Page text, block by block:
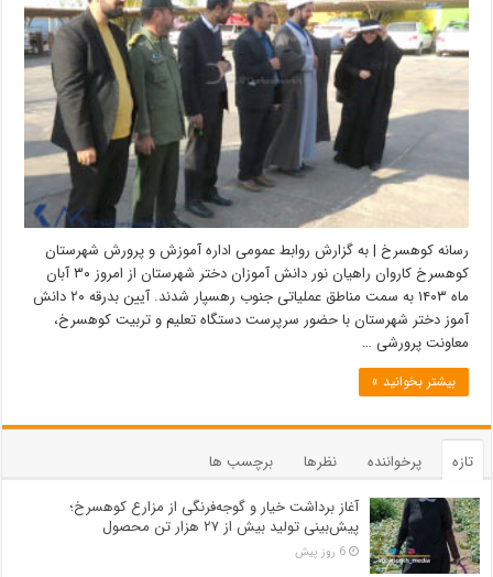
رسانه کوهسرخ | به گزارش روابط عمومی اداره آموزش و پرورش شهرستان
کوهسرخ کاروان‌ راهیان نور دانش آموزان دختر شهرستان از امروز ۳۰ آبان
ماه ۱۴۰۳ به سمت مناطق عملیاتی جنوب رهسپار شدند. آیین بدرقه ۲۰ دانش
آموز دختر شهرستان با حضور سرپرست دستگاه تعلیم و تربیت کوهسرخ،
معاونت پرورشی …
بیشتر بخوانید »
تازه پرخواننده نظرها
برچسب ها
آغاز برداشت خیار و گوجه‌فرنگی از مزارع کوهسرخ؛
پیش‌بینی تولید بیش از ۲۷ هزار تن محصول
6 روز پیش